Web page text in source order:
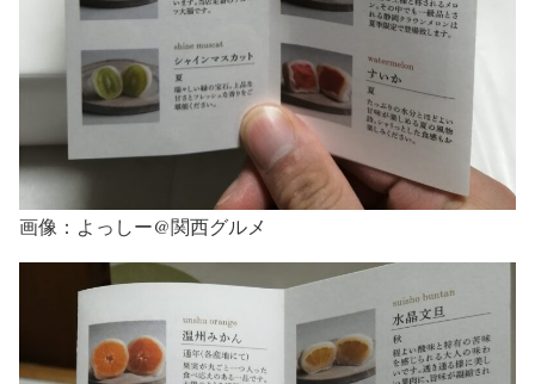
画像：よっしー@関西グルメ